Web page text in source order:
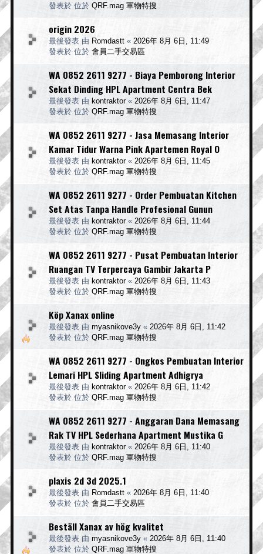
發表於 位於 QRF.mag 軍物特搜
origin 2026
最後發表 由 Romdastt « 2026年 8月 6日, 11:49
發表於 位於 會員二手交易區
WA 0852 2611 9277 - Biaya Pemborong Interior
Sekat Dinding HPL Apartment Centra Bek
最後發表 由 kontraktor« 2026年 8月 6日, 11:47
發表於 位於 QRF.mag 軍物特搜
WA 0852 2611 9277 - Jasa Memasang Interior
Kamar Tidur Warna Pink Apartemen Royal O
最後發表 由 kontraktor« 2026年 8月 6日, 11:45
發表於 位於 QRF.mag 軍物特搜
WA 0852 2611 9277 - Order Pembuatan Kitchen
Set Atas Tanpa Handle Profesional Gunun
最後發表 由 kontraktor« 2026年 8月 6日, 11:44
發表於 位於 QRF.mag 軍物特搜
WA 0852 2611 9277 - Pusat Pembuatan Interior
Ruangan TV Terpercaya Gambir Jakarta P
最後發表 由 kontraktor« 2026年 8月 6日, 11:43
發表於 位於 QRF.mag 軍物特搜
Köp Xanax online
最後發表 由 myasnikove3y « 2026年 8月 6日, 11:42
發表於 位於 QRF.mag 軍物特搜
WA 0852 2611 9277 - Ongkos Pembuatan Interior
Lemari HPL Sliding Apartment Adhigrya
最後發表 由 kontraktor« 2026年 8月 6日, 11:42
發表於 位於 QRF.mag 軍物特搜
WA 0852 2611 9277 - Anggaran Dana Memasang
Rak TV HPL Sederhana Apartment Mustika G
最後發表 由 kontraktor« 2026年 8月 6日, 11:40
發表於 位於 QRF.mag 軍物特搜
plaxis 2d 3d 2025.1
最後發表 由 Romdastt « 2026年 8月 6日, 11:40
發表於 位於 會員二手交易區
Beställ Xanax av hög kvalitet
最後發表 由 myasnikove3y « 2026年 8月 6日, 11:40
發表於 位於 QRF.mag 軍物特搜